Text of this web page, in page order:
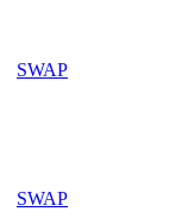
SWAP
SWAP